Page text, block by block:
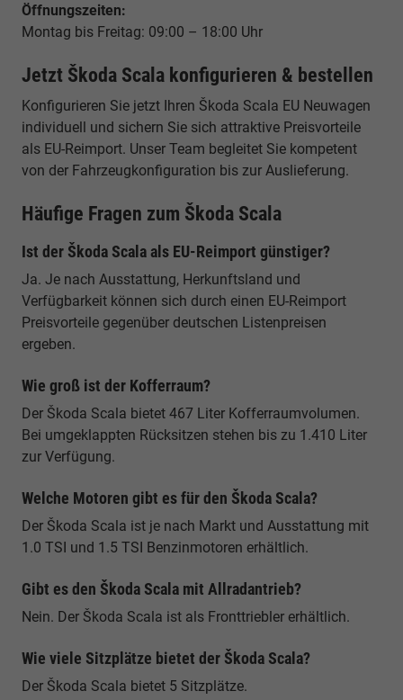
Öffnungszeiten:
Montag bis Freitag: 09:00 – 18:00 Uhr
Jetzt Škoda Scala konfigurieren & bestellen
Konfigurieren Sie jetzt Ihren Škoda Scala EU Neuwagen
individuell und sichern Sie sich attraktive Preisvorteile
als EU-Reimport. Unser Team begleitet Sie kompetent
von der Fahrzeugkonfiguration bis zur Auslieferung.
Häufige Fragen zum Škoda Scala
Ist der Škoda Scala als EU-Reimport günstiger?
Ja. Je nach Ausstattung, Herkunftsland und
Verfügbarkeit können sich durch einen EU-Reimport
Preisvorteile gegenüber deutschen Listenpreisen
ergeben.
Wie groß ist der Kofferraum?
Der Škoda Scala bietet 467 Liter Kofferraumvolumen.
Bei umgeklappten Rücksitzen stehen bis zu 1.410 Liter
zur Verfügung.
Welche Motoren gibt es für den Škoda Scala?
Der Škoda Scala ist je nach Markt und Ausstattung mit
1.0 TSI und 1.5 TSI Benzinmotoren erhältlich.
Gibt es den Škoda Scala mit Allradantrieb?
Nein. Der Škoda Scala ist als Fronttriebler erhältlich.
Wie viele Sitzplätze bietet der Škoda Scala?
Der Škoda Scala bietet 5 Sitzplätze.